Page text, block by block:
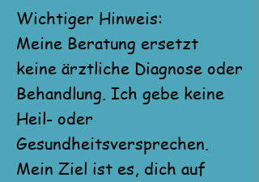
Wichtiger Hinweis:
Meine Beratung ersetzt
keine ärztliche Diagnose oder
Behandlung. Ich gebe keine
Heil- oder
Gesundheitsversprechen.
Mein Ziel ist es, dich auf